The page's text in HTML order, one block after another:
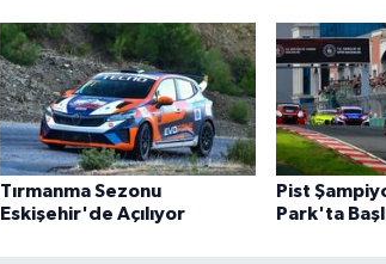
Tırmanma Sezonu
Eskişehir'de Açılıyor
Pist
Park'ta